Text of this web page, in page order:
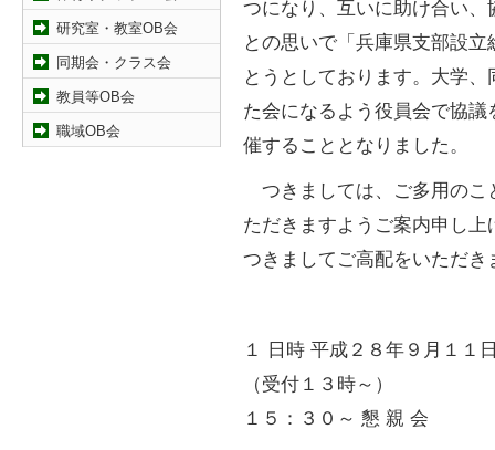
研究室・教室OB会
同期会・クラス会
教員等OB会
職域OB会
つになり、互いに助け合い
との思いで「兵庫県支部設
とうとしております。大学
た会になるよう役員会で協
催することとなりました。
つきましては、ご多用のこ
ただきますようご案内申し
つきましてご高配をいただ
１ 日時 平成２８年９月１１
（受付１３時～）
１５：３０～ 懇 親 会